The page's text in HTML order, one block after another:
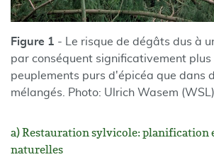
Figure 1 - Le risque de dégâts dus à
par conséquent significativement plus
peuplements purs d'épicéa que dans
mélangés. Photo: Ulrich Wasem (WSL)
a) Restauration sylvicole: planification
naturelles